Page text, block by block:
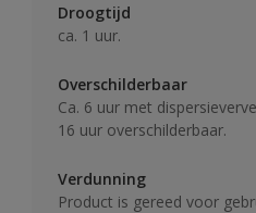
Droogtijd
ca. 1 uur.
Overschilderbaar
Ca. 6 uur met
16 uur overschilderbaar.
Verdunning
Product is gereed voor